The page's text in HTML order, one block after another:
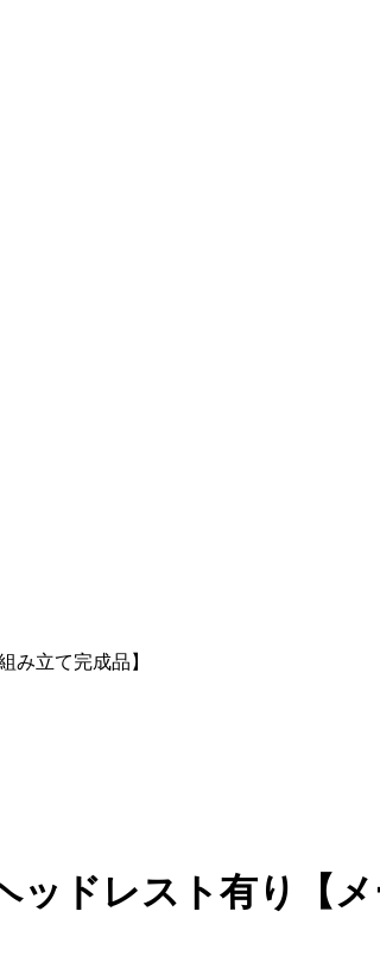
み立て完成品】
ドレスト有り【メ